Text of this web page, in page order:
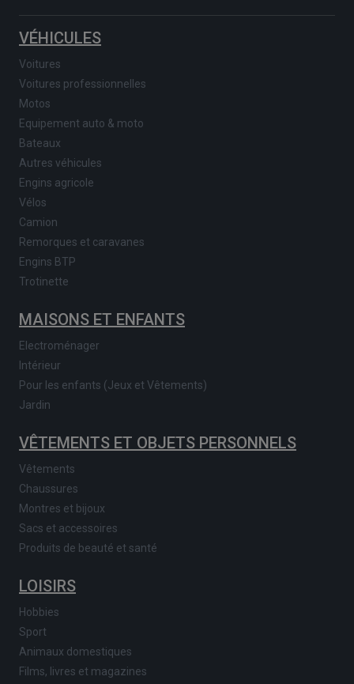
VÉHICULES
Voitures
Voitures professionnelles
Motos
Equipement auto & moto
Bateaux
Autres véhicules
Engins agricole
Vélos
Camion
Remorques et caravanes
Engins BTP
Trotinette
MAISONS ET ENFANTS
Electroménager
Intérieur
Pour les enfants (Jeux et Vêtements)
Jardin
VÊTEMENTS ET OBJETS PERSONNELS
Vêtements
Chaussures
Montres et bijoux
Sacs et accessoires
Produits de beauté et santé
LOISIRS
Hobbies
Sport
Animaux domestiques
Films, livres et magazines